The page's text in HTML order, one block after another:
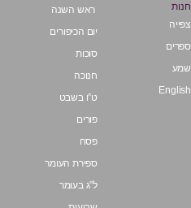
חנות
צפייה
ספרים
שמע
English
ראש השנה
יום הכיפורים
סוכות
חנוכה
ט”ו בשבט
פורים
פסח
ספירת העומר
ל”ג בעומר